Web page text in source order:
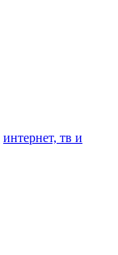
интернет, тв и